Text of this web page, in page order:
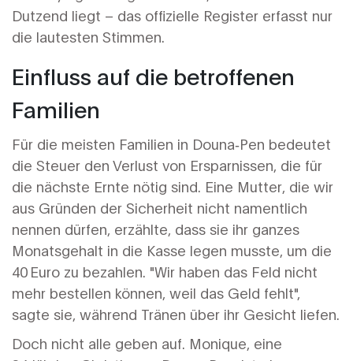
Dutzend liegt – das offizielle Register erfasst nur
die lautesten Stimmen.
Einfluss auf die betroffenen
Familien
Für die meisten Familien in Douna‑Pen bedeutet
die Steuer den Verlust von Ersparnissen, die für
die nächste Ernte nötig sind. Eine Mutter, die wir
aus Gründen der Sicherheit nicht namentlich
nennen dürfen, erzählte, dass sie ihr ganzes
Monatsgehalt in die Kasse legen musste, um die
40 Euro zu bezahlen. "Wir haben das Feld nicht
mehr bestellen können, weil das Geld fehlt",
sagte sie, während Tränen über ihr Gesicht liefen.
Doch nicht alle geben auf. Monique, eine